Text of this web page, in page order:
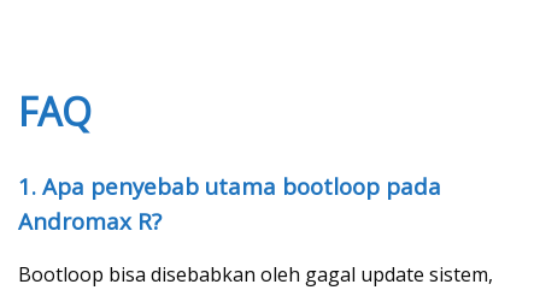
FAQ
1. Apa penyebab utama bootloop pada
Andromax R?
Bootloop bisa disebabkan oleh gagal update sistem,